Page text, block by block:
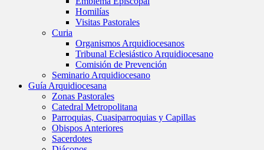
Homilías
Visitas Pastorales
Curia
Organismos Arquidiocesanos
Tribunal Eclesiástico Arquidiocesano
Comisión de Prevención
Seminario Arquidiocesano
Guía Arquidiocesana
Zonas Pastorales
Catedral Metropolitana
Parroquias, Cuasiparroquias y Capillas
Obispos Anteriores
Sacerdotes